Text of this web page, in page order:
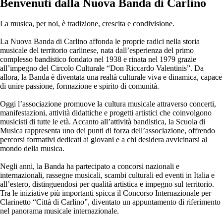
Benvenuti dalla Nuova Banda di Carlino
La musica, per noi, è tradizione, crescita e condivisione.
La Nuova Banda di Carlino affonda le proprie radici nella storia
musicale del territorio carlinese, nata dall’esperienza del primo
complesso bandistico fondato nel 1938 e rinata nel 1979 grazie
all’impegno del Circolo Culturale “Don Riccardo Valentinis”. Da
allora, la Banda è diventata una realtà culturale viva e dinamica, capace
di unire passione, formazione e spirito di comunità.
Oggi l’associazione promuove la cultura musicale attraverso concerti,
manifestazioni, attività didattiche e progetti artistici che coinvolgono
musicisti di tutte le età. Accanto all’attività bandistica, la Scuola di
Musica rappresenta uno dei punti di forza dell’associazione, offrendo
percorsi formativi dedicati ai giovani e a chi desidera avvicinarsi al
mondo della musica.
Negli anni, la Banda ha partecipato a concorsi nazionali e
internazionali, rassegne musicali, scambi culturali ed eventi in Italia e
all’estero, distinguendosi per qualità artistica e impegno sul territorio.
Tra le iniziative più importanti spicca il Concorso Internazionale per
Clarinetto “Città di Carlino”, diventato un appuntamento di riferimento
nel panorama musicale internazionale.